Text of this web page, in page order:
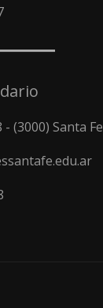
(3000) Santa Fe